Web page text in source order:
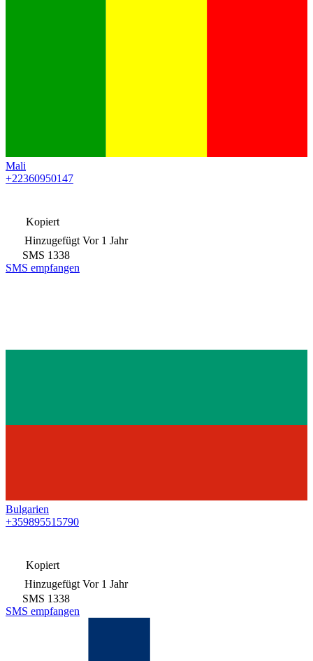
Mali
+22360950147
Kopiert
Hinzugefügt Vor 1 Jahr
SMS 1338
SMS empfangen
Bulgarien
+359895515790
Kopiert
Hinzugefügt Vor 1 Jahr
SMS 1338
SMS empfangen